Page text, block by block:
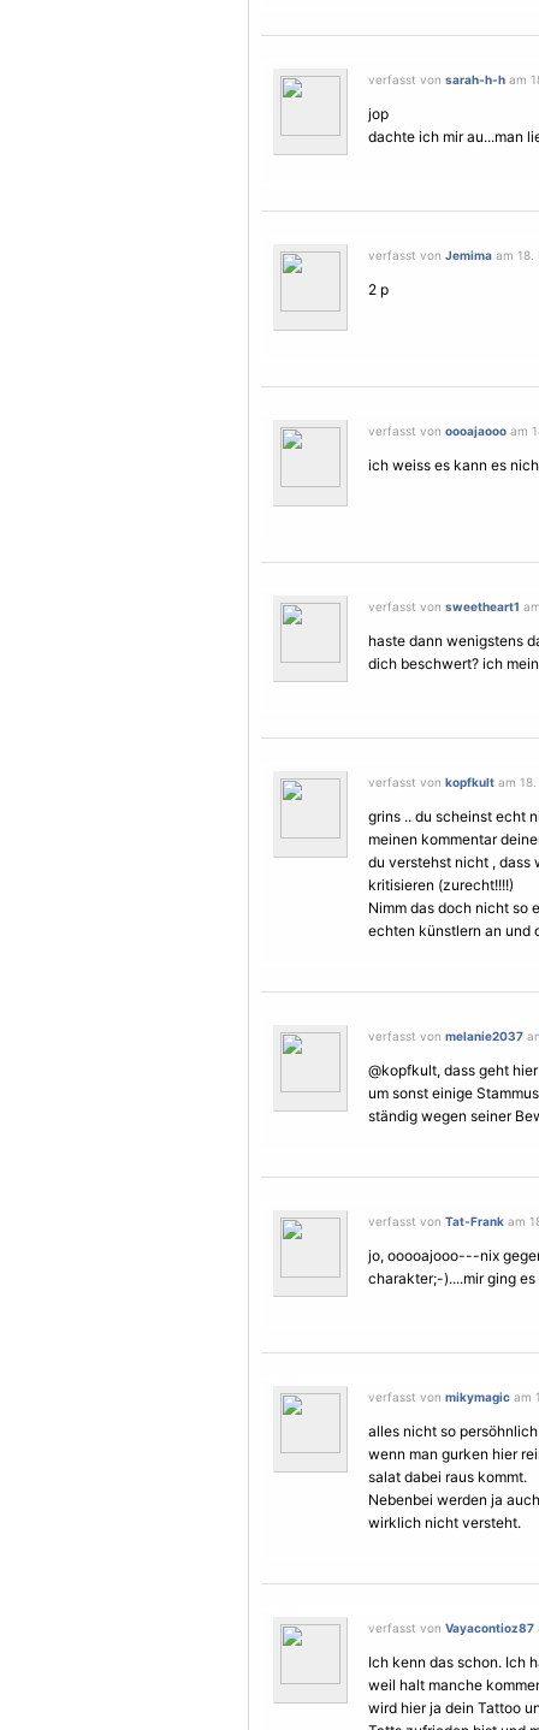
verfasst von sarah-h-h am
jop
dachte ich mir au...man
verfasst von Jemima am 18.
2 p
verfasst von oooajaooo am
ich weiss es kann es
verfasst von sweetheart1
haste dann wenigstens
dich beschwert? ich
verfasst von kopfkult am
grins .. du scheinst echt
meinen kommentar
du verstehst nicht , dass
kritisieren (zurecht!!!!)
Nimm das doch nicht so
echten künstlern an und
verfasst von melanie2037
@kopfkult, dass geht
um sonst einige
ständig wegen seiner
verfasst von Tat-Frank am
jo, ooooajooo---nix
charakter;-)....mir ging
verfasst von mikymagic am
alles nicht so
wenn man gurken hier
salat dabei raus kommt.
Nebenbei werden ja
wirklich nicht versteht.
verfasst von Vayacontioz87
Ich kenn das schon. Ich
weil halt manche
wird hier ja dein Tattoo